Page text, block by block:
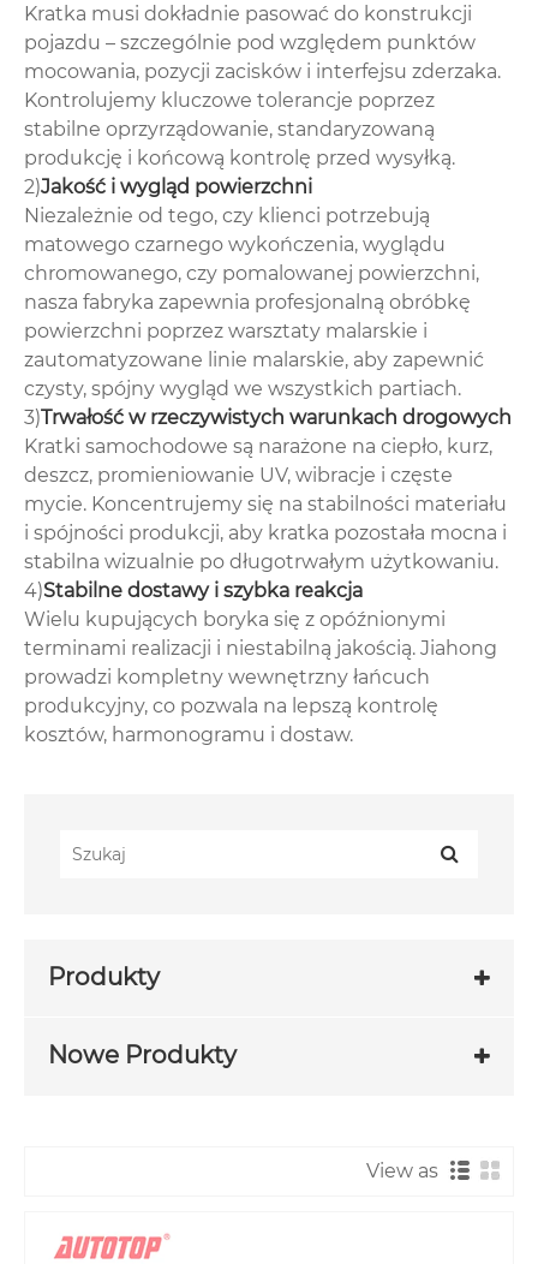
Kratka musi dokładnie pasować do konstrukcji
pojazdu – szczególnie pod względem punktów
mocowania, pozycji zacisków i interfejsu zderzaka.
Kontrolujemy kluczowe tolerancje poprzez
stabilne oprzyrządowanie, standaryzowaną
produkcję i końcową kontrolę przed wysyłką.
2)Jakość i wygląd powierzchni
Niezależnie od tego, czy klienci potrzebują
matowego czarnego wykończenia, wyglądu
chromowanego, czy pomalowanej powierzchni,
nasza fabryka zapewnia profesjonalną obróbkę
powierzchni poprzez warsztaty malarskie i
zautomatyzowane linie malarskie, aby zapewnić
czysty, spójny wygląd we wszystkich partiach.
3)Trwałość w rzeczywistych warunkach drogowych
Kratki samochodowe są narażone na ciepło, kurz,
deszcz, promieniowanie UV, wibracje i częste
mycie. Koncentrujemy się na stabilności materiału
i spójności produkcji, aby kratka pozostała mocna i
stabilna wizualnie po długotrwałym użytkowaniu.
4)Stabilne dostawy i szybka reakcja
Wielu kupujących boryka się z opóźnionymi
terminami realizacji i niestabilną jakością. Jiahong
prowadzi kompletny wewnętrzny łańcuch
produkcyjny, co pozwala na lepszą kontrolę
kosztów, harmonogramu i dostaw.
Produkty
Nowe Produkty
View as